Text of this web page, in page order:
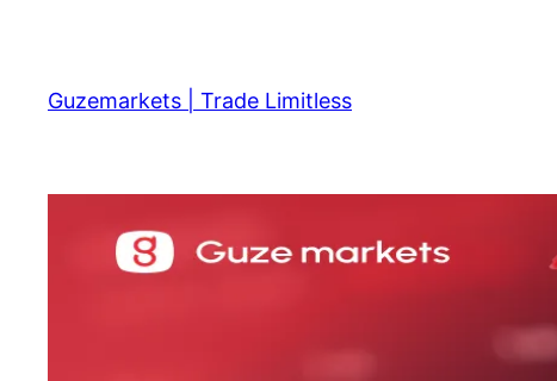
content
Guzemarkets | Trade Limitless